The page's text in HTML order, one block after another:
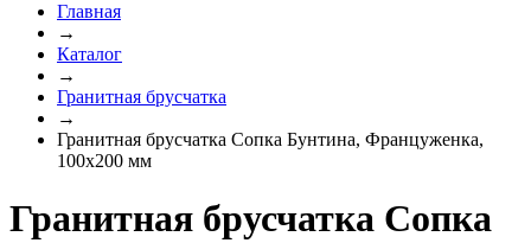
Главная
→
Каталог
→
Гранитная брусчатка
→
Гранитная брусчатка Сопка Бунтина, Француженка,
100x200 мм
Гранитная брусчатка Сопка